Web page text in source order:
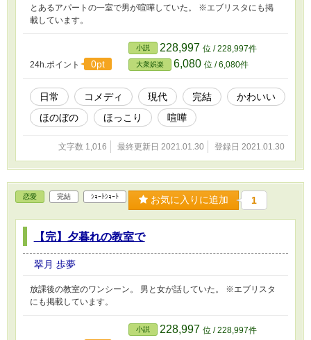
とあるアパートの一室で男が喧嘩していた。 ※エブリスタにも掲
載しています。
24h.ポイント 0pt
小説 228,997 位 / 228,997件
大衆娯楽 6,080 位 / 6,080件
日常 コメディ 現代 完結
かわいい
ほのぼの
ほっこり 喧嘩
文字数 1,016 最終更新日 2021.01.30 登録日 2021.01.30
恋愛 完結 ｼｮｰﾄｼｮｰﾄ お気に入りに追加 1
【完】夕暮れの教室で
翠月 歩夢
放課後の教室のワンシーン。 男と女が話していた。 ※エブリスタ
にも掲載しています。
小説 228,997 位 / 228,997件